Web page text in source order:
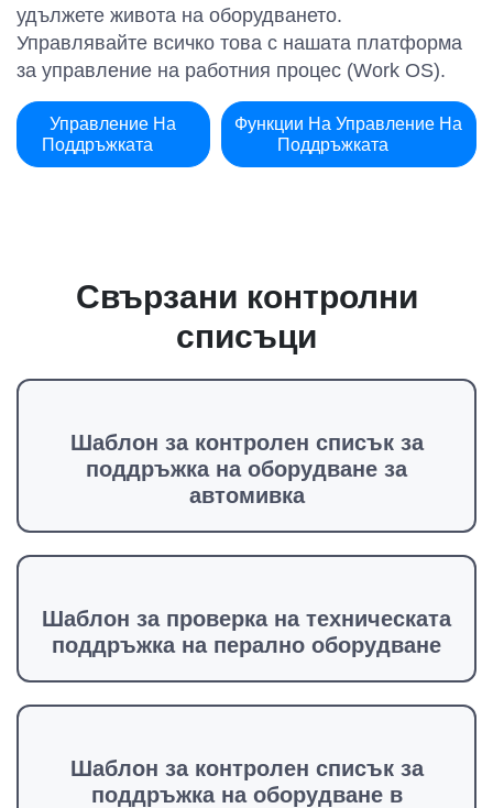
удължете живота на оборудването.
Управлявайте всичко това с нашата платформа
за управление на работния процес (Work OS).
Управление На
Поддръжката
Функции На Управление На
Поддръжката
Свързани контролни
списъци
Шаблон за контролен списък за
поддръжка на оборудване за
автомивка
Шаблон за проверка на техническата
поддръжка на перално оборудване
Шаблон за контролен списък за
поддръжка на оборудване в